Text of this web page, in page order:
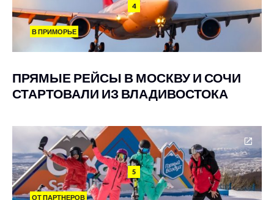
4
В ПРИМОРЬЕ
ПРЯМЫЕ РЕЙСЫ В МОСКВУ И СОЧИ
СТАРТОВАЛИ ИЗ ВЛАДИВОСТОКА
5
ОТ ПАРТНЕРОВ